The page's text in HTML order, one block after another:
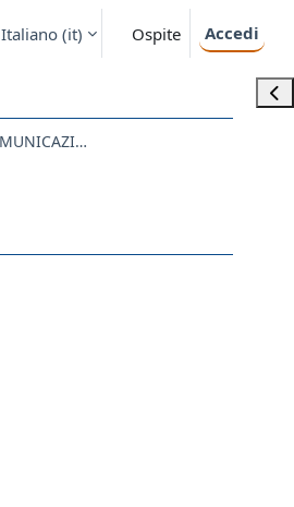
Italiano ‎(it)‎ Ospite Accedi
LE07 - LETTERE ANTICHE E MODERNE, ARTI, COMUNICAZIONE